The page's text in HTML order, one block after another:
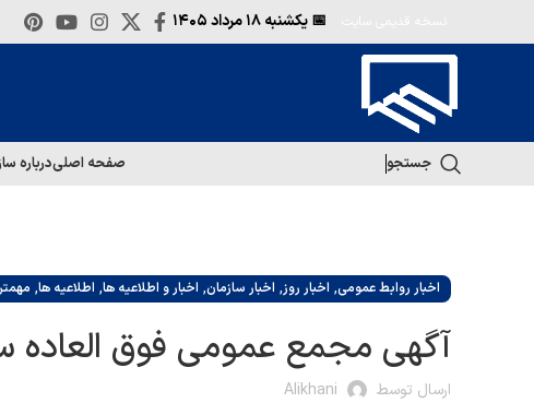
📅 یکشنبه
جستجو صفحه اصلیدرباره
اخبار روابط عمومی, اخبار روز, اخبار سازمان, اخبار و اطلاعیه ها, اطلاعیه ها,
آگهی مجمع عمومی فوق العاده سال 1404 “نوبت
ارسال توسط Alikhani